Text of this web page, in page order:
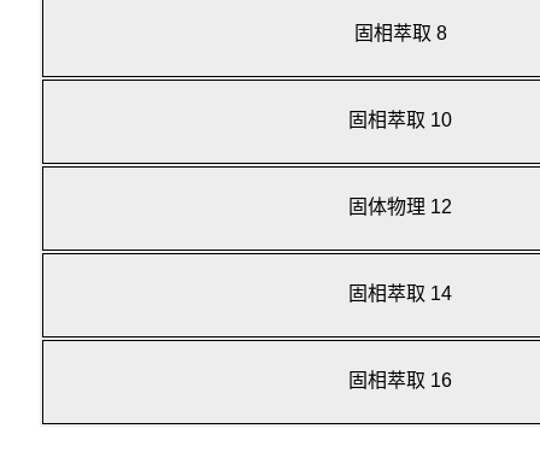
固相萃取 8
固相萃取 10
固体物理 12
固相萃取 14
固相萃取 16